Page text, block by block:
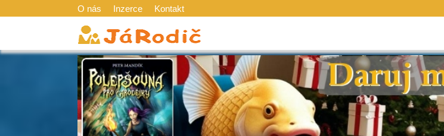
O nás Inzerce Kontakt